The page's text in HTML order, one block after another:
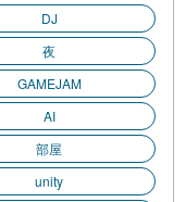
DJ
夜
GAMEJAM
AI
部屋
unity